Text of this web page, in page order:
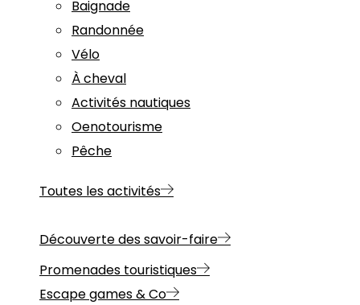
Baignade
Randonnée
Vélo
À cheval
Activités nautiques
Oenotourisme
Pêche
Toutes les activités
Découverte des savoir-faire
Promenades touristiques
Escape games & Co